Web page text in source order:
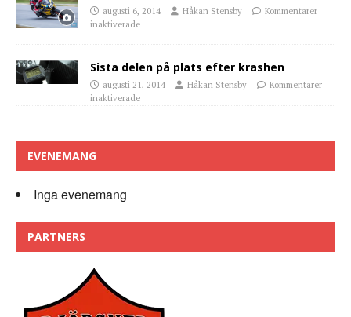
augusti 6, 2014 Håkan Stensby
Kommentarer
inaktiverade
Sista delen på plats efter krashen
augusti 21, 2014 Håkan Stensby
Kommentarer
inaktiverade
EVENEMANG
Inga evenemang
PARTNERS